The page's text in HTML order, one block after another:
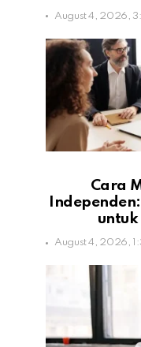
August 4, 2026,
Cara
untuk
August 4, 2026,